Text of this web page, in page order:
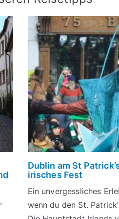
Dublin am St
irisches Fest
Ein unvergessliches
wenn du den St.